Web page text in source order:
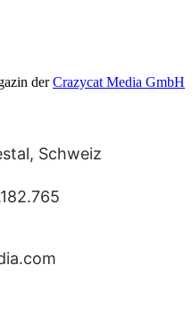
derCrazycat Media GmbH
Schweiz